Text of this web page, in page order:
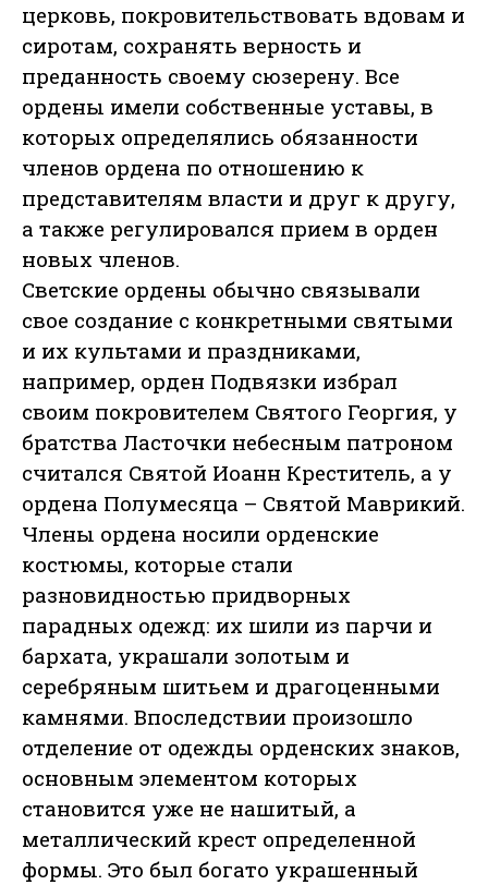
церковь, покровительствовать вдовам и
сиротам, сохранять верность и
преданность своему сюзерену. Все
ордены имели собственные уставы, в
которых определялись обязанности
членов ордена по отношению к
представителям власти и друг к другу,
а также регулировался прием в орден
новых членов.
Светские ордены обычно связывали
свое создание с конкретными святыми
и их культами и праздниками,
например, орден Подвязки избрал
своим покровителем Святого Георгия, у
братства Ласточки небесным патроном
считался Святой Иоанн Креститель, а у
ордена Полумесяца – Святой Маврикий.
Члены ордена носили орденские
костюмы, которые стали
разновидностью придворных
парадных одежд: их шили из парчи и
бархата, украшали золотым и
серебряным шитьем и драгоценными
камнями. Впоследствии произошло
отделение от одежды орденских знаков,
основным элементом которых
становится уже не нашитый, а
металлический крест определенной
формы. Это был богато украшенный